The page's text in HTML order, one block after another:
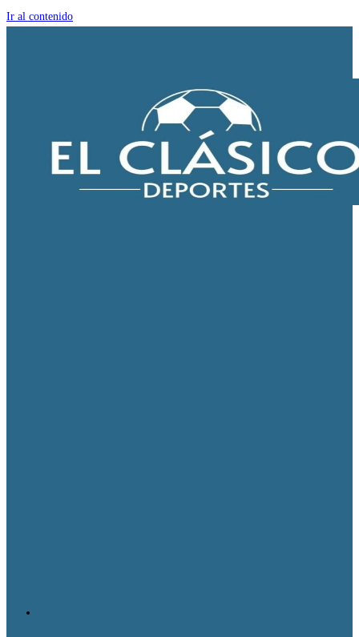
Ir al contenido